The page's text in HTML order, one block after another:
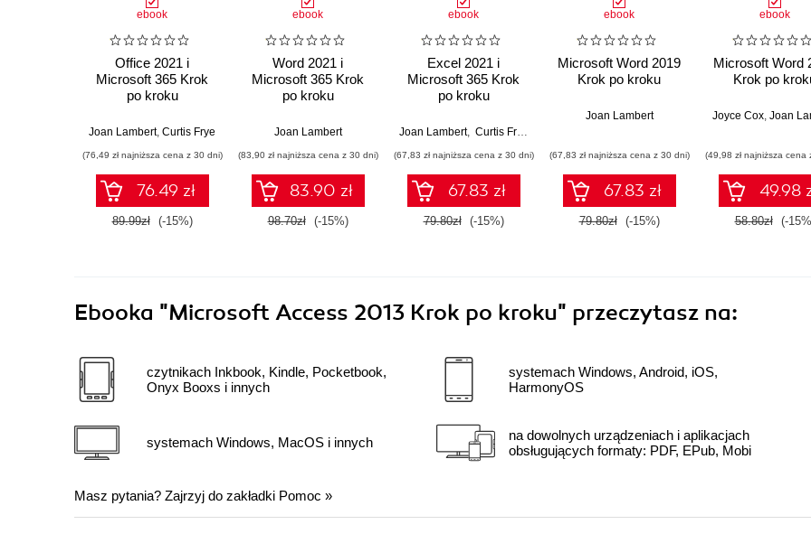
ebook
Office 2021 i
Microsoft 365 Krok
po kroku
Joan Lambert, Curtis Frye
(76,49 zł najniższa cena z 30 dni)
76.49 zł
89.99zł (-15%)
ebook
Word 2021 i
Microsoft 365 Krok
po kroku
Joan Lambert
(83,90 zł najniższa cena z 30 dni)
83.90 zł
98.70zł (-15%)
ebook
Excel 2021 i
Microsoft 365 Krok
po kroku
Joan Lambert, Curtis Frye
(67,83 zł najniższa cena z 30 dni)
67.83 zł
79.80zł (-15%)
ebook
Microsoft Word 2019
Krok po kroku
Joan Lambert
(67,83 zł najniższa cena z 30 dni)
67.83 zł
79.80zł (-15%)
ebook
Microsoft Word
Krok po
Joyce Cox Joan
(49,98 zł najniższa cena
49.98
58.80zł (-
Ebooka "Microsoft Access 2013 Krok po kroku" przeczytasz na:
czytnikach Inkbook, Kindle, Pocketbook,
Onyx Booxs i innych
systemach Windows, MacOS i innych
systemach Windows, Android, iOS,
HarmonyOS
na dowolnych urządzeniach i aplikacjach
obsługujących formaty: PDF, EPub, Mobi
Masz pytania? Zajrzyj do zakładki Pomoc »